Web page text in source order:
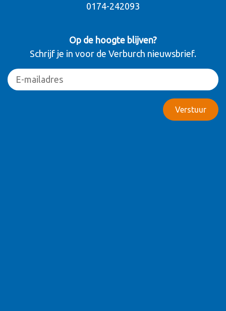
0174-242093
Op de hoogte blijven?
Schrijf je in voor de Verburch nieuwsbrief.